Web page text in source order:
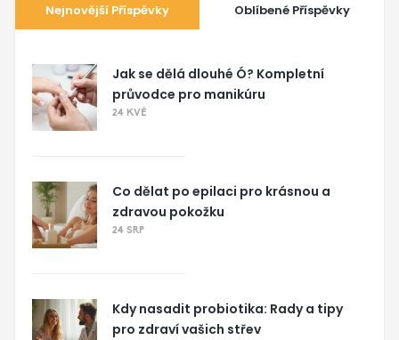
Nejnovější Příspěvky Oblíbené Příspěvky
Jak se dělá dlouhé Ó? Kompletní
průvodce pro manikúru
24 KVĚ
Co dělat po epilaci pro krásnou a
zdravou pokožku
24 SRP
Kdy nasadit probiotika: Rady a tipy
pro zdraví vašich střev